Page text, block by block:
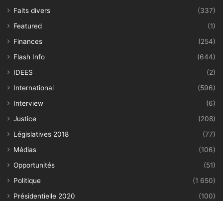
Faits divers
(337)
Featured
(1)
Finances
(254)
Flash Info
(644)
IDEES
(2)
International
(596)
Interview
(6)
Justice
(208)
Législatives 2018
(77)
Médias
(106)
Opportunités
(51)
Politique
(1 650)
Présidentielle 2020
(100)